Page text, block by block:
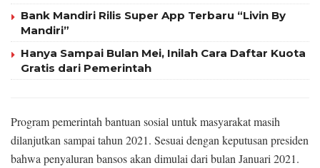
Bank Mandiri Rilis Super App Terbaru “Livin By
Mandiri”
Hanya Sampai Bulan Mei, Inilah Cara Daftar Kuota
Gratis dari Pemerintah
Program pemerintah bantuan sosial untuk masyarakat masih
dilanjutkan sampai tahun 2021. Sesuai dengan keputusan presiden
bahwa penyaluran bansos akan dimulai dari bulan Januari 2021.